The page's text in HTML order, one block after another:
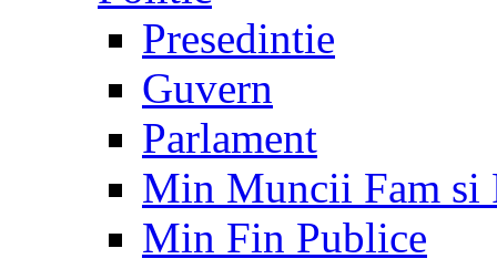
Presedintie
Guvern
Parlament
Min Muncii Fam si
Min Fin Publice